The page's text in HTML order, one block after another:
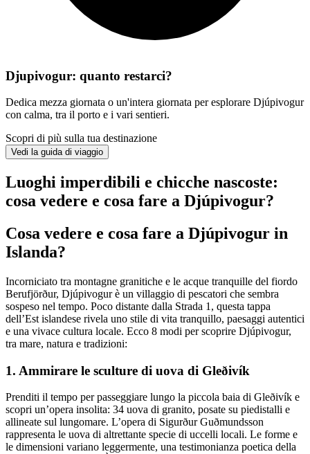
Djupivogur: quanto restarci?
Dedica mezza giornata o un'intera giornata per esplorare Djúpivogur
con calma, tra il porto e i vari sentieri.
Scopri di più sulla tua destinazione
Vedi la guida di viaggio
Luoghi imperdibili e chicche nascoste:
cosa vedere e cosa fare a Djúpivogur?
Cosa vedere e cosa fare a Djúpivogur in
Islanda?
Incorniciato tra montagne granitiche e le acque tranquille del fiordo
Berufjörður, Djúpivogur è un villaggio di pescatori che sembra
sospeso nel tempo. Poco distante dalla Strada 1, questa tappa
dell’Est islandese rivela uno stile di vita tranquillo, paesaggi autentici
e una vivace cultura locale. Ecco 8 modi per scoprire Djúpivogur,
tra mare, natura e tradizioni:
1. Ammirare le sculture di uova di Gleðivík
Prenditi il tempo per passeggiare lungo la piccola baia di Gleðivík e
scopri un’opera insolita: 34 uova di granito, posate su piedistalli e
allineate sul lungomare. L’opera di Sigurður Guðmundsson
rappresenta le uova di altrettante specie di uccelli locali. Le forme e
le dimensioni variano leggermente, una testimonianza poetica della